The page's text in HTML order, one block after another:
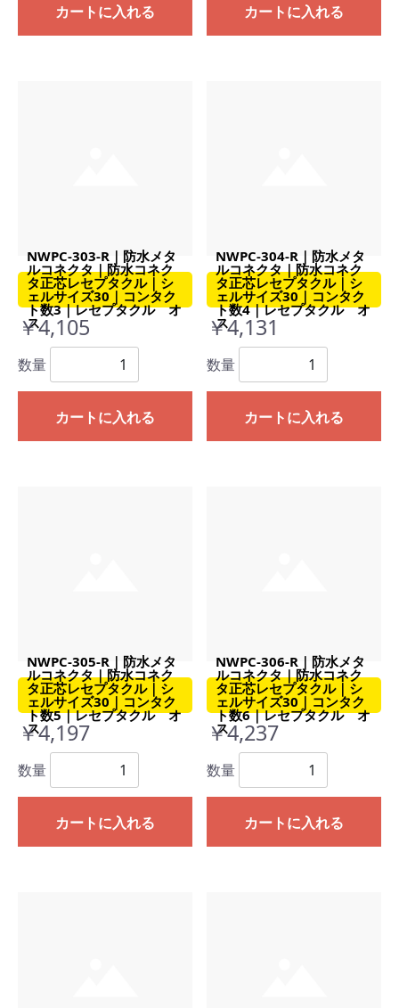
カートに入れる カートに入れる
NWPC-303-R｜防水メタ
ルコネクタ｜防水コネク
タ正芯レセプタクル｜シ
ェルサイズ30｜コンタク
ト数3｜レセプタクル オ
ス
￥4,105
数量
カートに入れる
NWPC-304-R｜防水メタ
ルコネクタ｜防水コネク
タ正芯レセプタクル｜シ
ェルサイズ30｜コンタク
ト数4｜レセプタクル オ
ス
￥4,131
数量
カートに入れる
NWPC-305-R｜防水メタ
ルコネクタ｜防水コネク
タ正芯レセプタクル｜シ
ェルサイズ30｜コンタク
ト数5｜レセプタクル オ
ス
￥4,197
数量
カートに入れる
NWPC-306-R｜防水メタ
ルコネクタ｜防水コネク
タ正芯レセプタクル｜シ
ェルサイズ30｜コンタク
ト数6｜レセプタクル オ
ス
￥4,237
数量
カートに入れる